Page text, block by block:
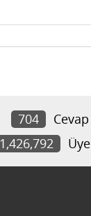
704
Cevap
1,426,792 Üye